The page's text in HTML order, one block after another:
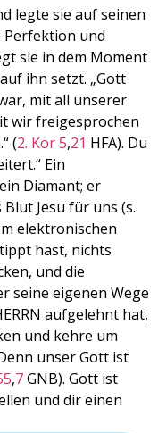
legte sie auf seinen
Perfektion und
sie in dem Moment
ihn setzt. „Gott
mit all unserer
wir freigesprochen
(2. Kor 5,21 HFA). Du
Ein
Diamant; er
Jesu für uns (s.
elektronischen
hast, nichts
und die
seine eigenen Wege
aufgelehnt hat,
und kehre um
unser Gott ist
,7GNB). Gott ist
und dir einen